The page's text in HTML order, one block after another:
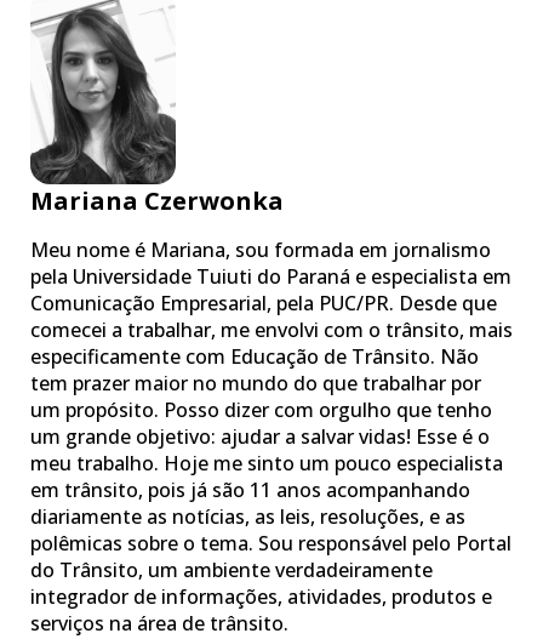
Mariana Czerwonka
Meu nome é Mariana, sou formada em jornalismo
pela Universidade Tuiuti do Paraná e especialista em
Comunicação Empresarial, pela PUC/PR. Desde que
comecei a trabalhar, me envolvi com o trânsito, mais
especificamente com Educação de Trânsito. Não
tem prazer maior no mundo do que trabalhar por
um propósito. Posso dizer com orgulho que tenho
um grande objetivo: ajudar a salvar vidas! Esse é o
meu trabalho. Hoje me sinto um pouco especialista
em trânsito, pois já são 11 anos acompanhando
diariamente as notícias, as leis, resoluções, e as
polêmicas sobre o tema. Sou responsável pelo Portal
do Trânsito, um ambiente verdadeiramente
integrador de informações, atividades, produtos e
serviços na área de trânsito.